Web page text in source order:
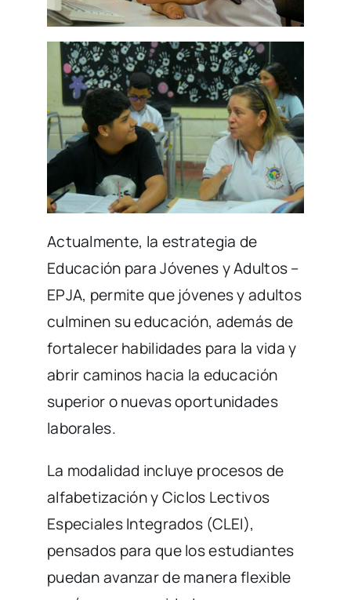
Actualmente, la estrategia de
Educación para Jóvenes y Adultos –
EPJA, permite que jóvenes y adultos
culminen su educación, además de
fortalecer habilidades para la vida y
abrir caminos hacia la educación
superior o nuevas oportunidades
laborales.
La modalidad incluye procesos de
alfabetización y Ciclos Lectivos
Especiales Integrados (CLEI),
pensados para que los estudiantes
puedan avanzar de manera flexible